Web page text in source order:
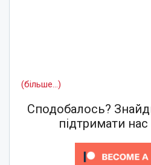
(більше…)
Сподобалось?
підтримати